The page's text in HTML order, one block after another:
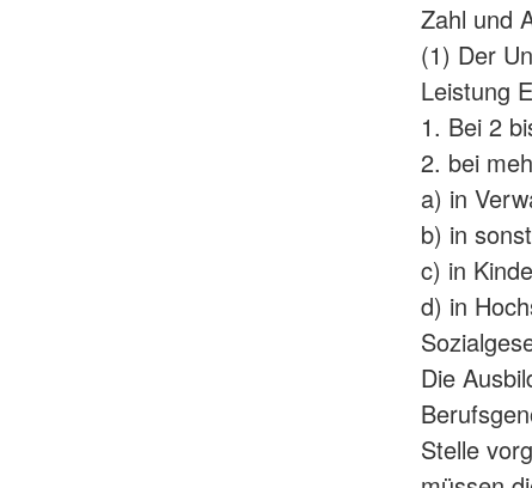
Zahl und
(1) Der
Leistung
1. Bei 2
2. bei
a) in
b) in
c) in
d) in
Die
Stelle